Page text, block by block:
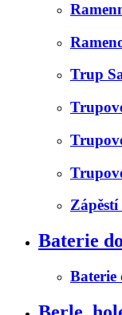
Trup
Zápěstí
Baterie
Baterie